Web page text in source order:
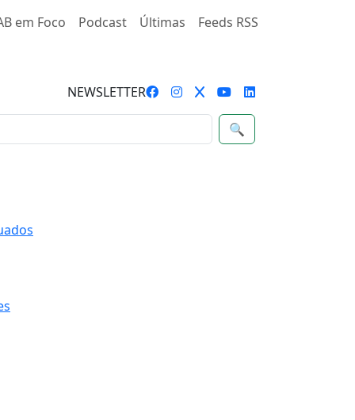
em Foco Podcast Últimas Feeds RSS
NEWSLETTER
🔍